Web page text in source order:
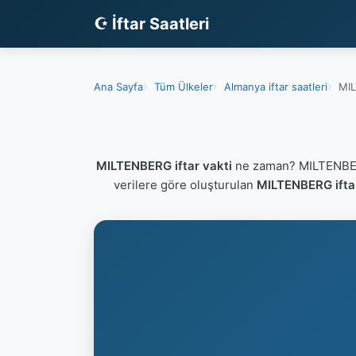
☪ İftar Saatleri
Ana Sayfa Tüm Ülkeler Almanya iftar saatleri
MILTENBERG iftar vakti ne zaman?
verilere göre oluşturulan MILTENBERG